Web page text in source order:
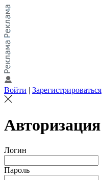
Войти | Зарегистрироваться
Авторизация
Логин
Пароль